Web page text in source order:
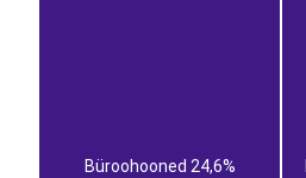
Büroohooned 24,6%